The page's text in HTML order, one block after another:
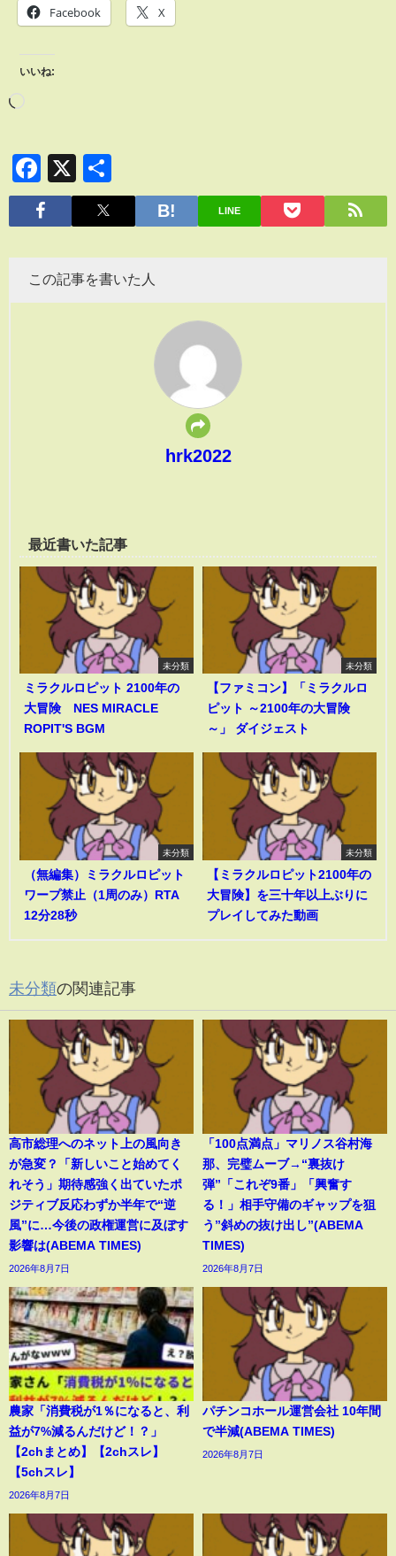
Facebook X
いいね:
Facebook
X
有
LINE
この記事を書いた人
hrk2022
最近書いた記事
未分類
ミラクルロピット 2100年の
大冒険 NES MIRACLE
ROPIT'S BGM
未分類
【ファミコン】「ミラクルロ
ピット ～2100年の大冒険
～」 ダイジェスト
未分類
（無編集）ミラクルロピット
ワープ禁止（1周のみ）RTA
12分28秒
未分類
【ミラクルロピット2100年の
大冒険】を三十年以上ぶりに
プレイしてみた動画
未分類の関連記事
高市総理へのネット上の風向き
が急変？「新しいこと始めてく
れそう」期待感強く出ていたポ
ジティブ反応わずか半年で“逆
風”に…今後の政権運営に及ぼす
影響は(ABEMA TIMES)
2026年8月7日
「100点満点」マリノス谷村海
那、完璧ムーブ→“裏抜け
弾”「これぞ9番」「興奮す
る！」相手守備のギャップを狙
う”斜めの抜け出し”(ABEMA
TIMES)
2026年8月7日
農家「消費税が1％になると、利
益が7%減るんだけど！？」
【2chまとめ】【2chスレ】
【5chスレ】
2026年8月7日
パチンコホール運営会社 10年間
で半減(ABEMA TIMES)
2026年8月7日